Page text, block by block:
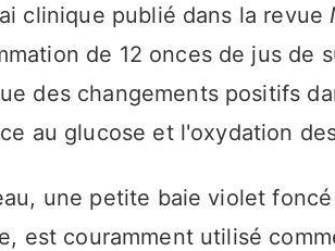
clinique publié dans la revue
de 12 onces de jus de
des changements positifs
au glucose et l'oxydation
une petite baie violet
est couramment utilisé